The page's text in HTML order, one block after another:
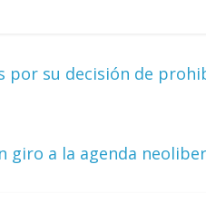
por su decisión de
giro a la agenda
Cuento de
30 diciembre, 2025
0